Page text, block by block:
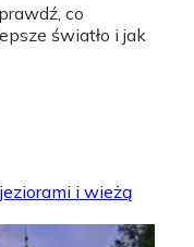
co
światło i jak
i wieżą